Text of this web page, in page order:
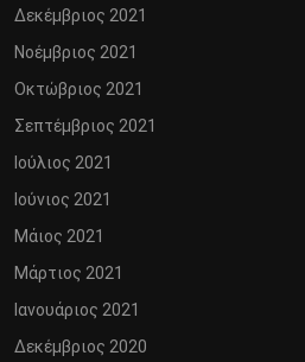
Δεκέμβριος 2021
Νοέμβριος 2021
Οκτώβριος 2021
Σεπτέμβριος 2021
Ιούλιος 2021
Ιούνιος 2021
Μάιος 2021
Μάρτιος 2021
Ιανουάριος 2021
Δεκέμβριος 2020